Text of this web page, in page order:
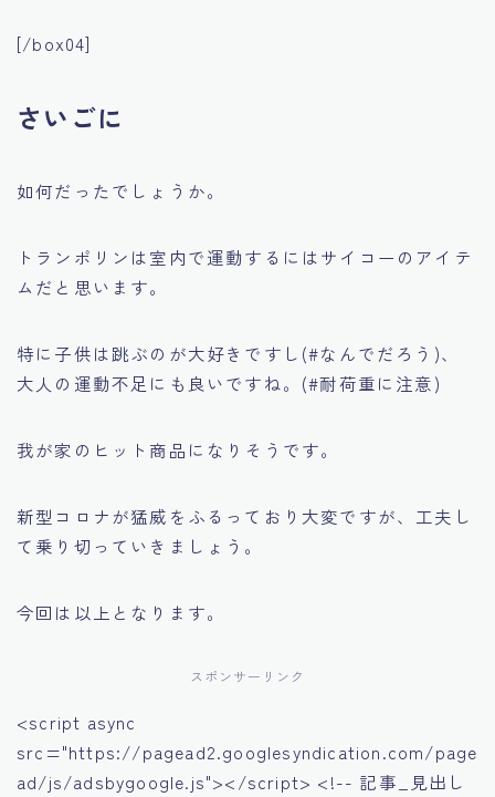
[/box04]
さいごに
如何だったでしょうか。
トランポリンは室内で運動するにはサイコーのアイテ
ムだと思います。
特に子供は跳ぶのが大好きですし(#なんでだろう)、
大人の運動不足にも良いですね。(#耐荷重に注意)
我が家のヒット商品になりそうです。
新型コロナが猛威をふるっており大変ですが、工夫し
て乗り切っていきましょう。
今回は以上となります。
スポンサーリンク
<script async
src="https://pagead2.googlesyndication.com/page
ad/js/adsbygoogle.js"></script> <!-- 記事_見出し